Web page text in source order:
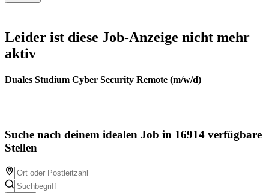
Leider ist diese Job-Anzeige nicht mehr
aktiv
Duales Studium Cyber Security Remote (m/w/d)
Suche nach deinem idealen Job in 16914 verfügbare
Stellen